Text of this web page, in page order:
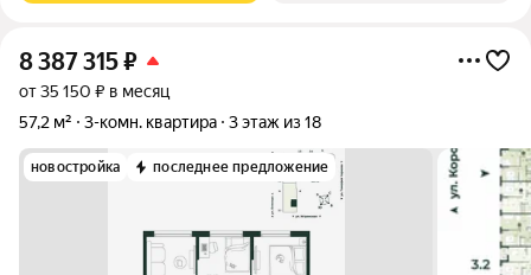
8 387 315₽
от 35 150 ₽ в месяц
57,2 м²
3-комн. квартира 3 этаж из 18
новостройка последнее предложение